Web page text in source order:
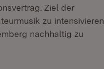
Ziel der
zu intensivieren
nachhaltig zu